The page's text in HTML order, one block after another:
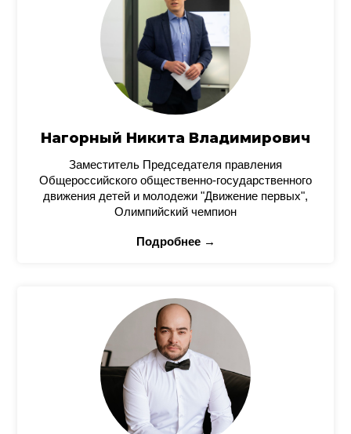
Нагорный Никита Владимирович
Заместитель Председателя правления
Общероссийского общественно-государственного
движения детей и молодежи "Движение первых",
Олимпийский чемпион
Подробнее →